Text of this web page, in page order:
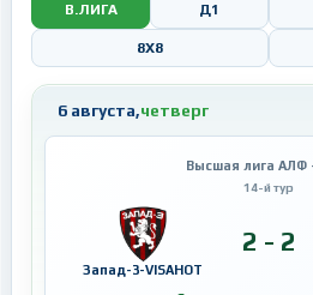
В.ЛИГА Д1
8X8
6 августа,четверг
Высшая лига АЛФ
14-й тур
Запад-3-VISAHOT
2 - 2